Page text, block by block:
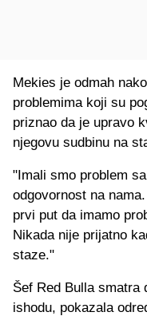
Mekies je odmah
problemima koji su
priznao da je upravo
njegovu sudbinu na
"Imali smo problem
odgovornost na
prvi put da imamo
Nikada nije prijatno
staze."
Šef Red Bulla smatra
ishodu, pokazala